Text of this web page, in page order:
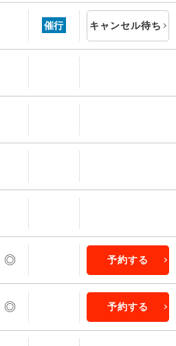
催行 キャンセル待ち
◎ 予約する
◎ 予約する